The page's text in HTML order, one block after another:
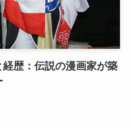
歴：伝説の漫画家が築